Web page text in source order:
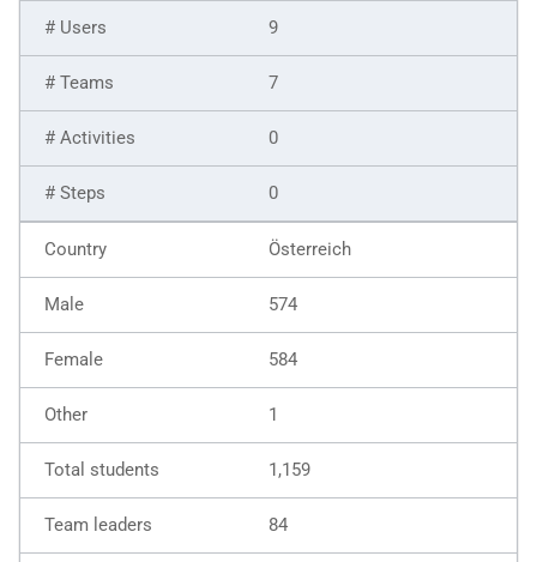
9
7
0
0
Österreich
574
584
1
1,159
84